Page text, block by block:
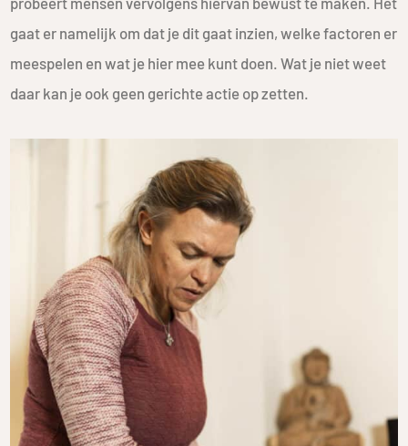
gaat er namelijk om dat je dit gaat inzien, welke factoren er
meespelen en wat je hier mee kunt doen. Wat je niet weet
daar kan je ook geen gerichte actie op zetten.